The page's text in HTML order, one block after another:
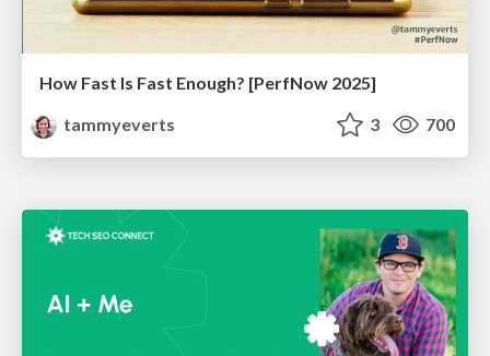
How Fast Is Fast Enough? [PerfNow 2025]
tammyeverts
3 700